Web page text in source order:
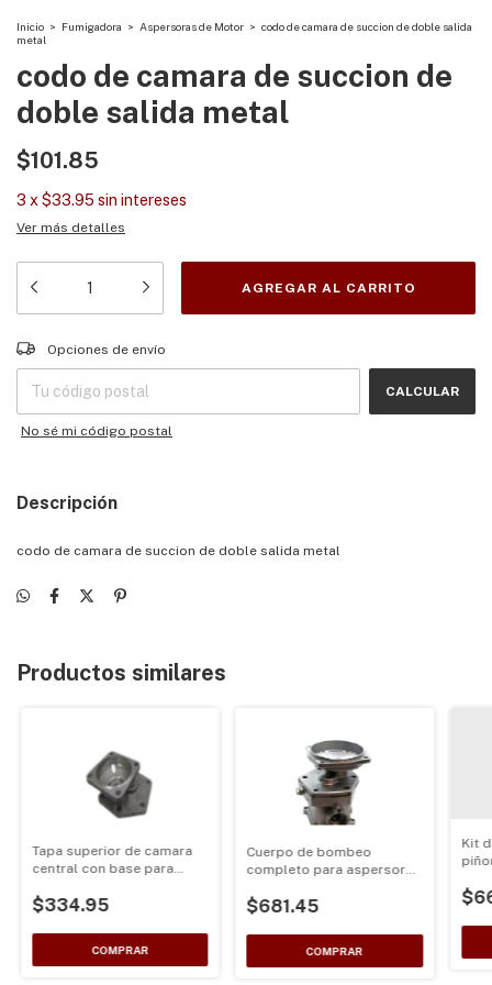
Inicio > Fumigadora > Aspersoras de Motor > codo de camara de succion de doble salida
metal
codo de camara de succion de
doble salida metal
$101.85
3 x $33.95 sin intereses
Ver más detalles
Entregas para el CP:
Opciones de envío
CALCULAR
No sé mi código postal
Descripción
codo de camara de succion de doble salida metal
Productos similares
Tapa superior de camara
central con base para
fumigadora 2 Tiempos
$334.95
Cuerpo de bombeo
completo para aspersores
tambor para clutch de
$681.45
Kit